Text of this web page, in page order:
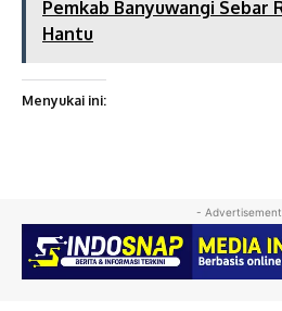
Pemkab Banyuwangi Sebar
Hantu
Menyukai ini:
-